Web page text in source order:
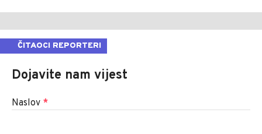
ČITAOCI REPORTERI
Dojavite nam vijest
Naslov *